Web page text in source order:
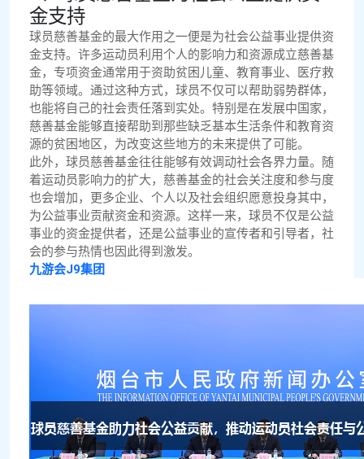
金支持
球员慈善基金的最大作用之一便是为社会公益事业提供资
金支持。许多运动员利用个人的影响力和资源成立慈善基
金，专项资金通常用于资助贫困儿童、教育事业、医疗救
助等领域。通过这种方式，球员不仅可以帮助弱势群体，
也能将自己的社会责任落到实处。特别是在发展中国家，
慈善基金能够直接帮助到那些缺乏基本生活条件和教育资
源的贫困地区，为改变这些地方的未来提供了可能。
此外，球员慈善基金往往能够有效调动社会各界力量。随
着运动员影响力的扩大，慈善基金的社会关注度和参与度
也会增加，更多企业、个人以及社会组织愿意投身其中，
为公益事业贡献资金和资源。这样一来，球员不仅是公益
事业的资金提供者，还是公益事业的宣传者和引导者，社
会的参与热情也因此得到激发。
九游会J9集团